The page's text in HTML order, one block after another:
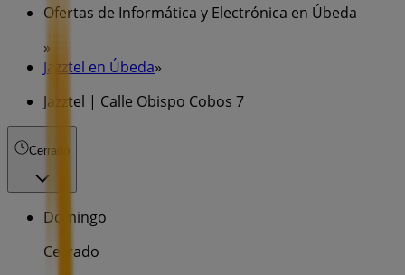
Ofertas de Informática y Electrónica en Úbeda
»
Jazztel en Úbeda»
Jazztel | Calle Obispo Cobos 7
Cerrado
Domingo
Cerrado